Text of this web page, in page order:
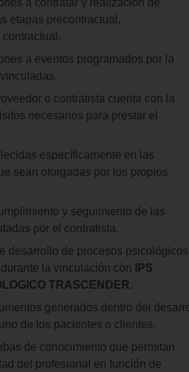
etapas precontractual,
a eventos programados por la
o contratista cuenta con la
necesarios para prestar el
específicamente en las
sean otorgadas por los propios
y seguimiento de las
por el contratista.
desarrollo de procesos
la vinculación con
IPS
TRASCENDER.
generados dentro del
de los pacientes o clientes.
de conocimiento que permitan
del profesional en función de